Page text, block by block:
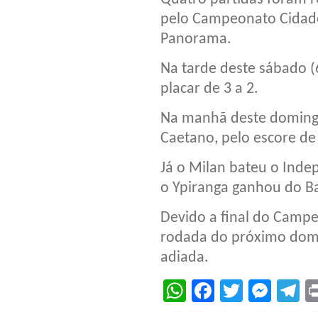
pelo Campeonato
Panorama.
Na tarde deste sábado
placar de 3 a 2.
Na manhã deste
Caetano, pelo escore
Já o Milan bateu o
o Ypiranga ganhou do
Devido a final do
rodada do próximo
adiada.
WhatsApp
Facebook
Twitter